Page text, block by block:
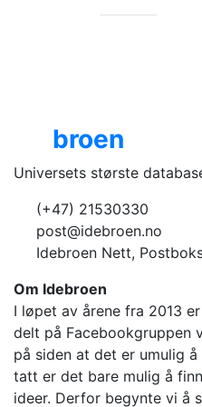
broen
Universets største
(+47) 21530330
post@idebroen.no
Idebroen Nett,
Om Idebroen
I løpet av årene fra 2013
delt på Facebookgruppen
på siden at det er umulig
tatt er det bare mulig å
ideer. Derfor begynte vi å